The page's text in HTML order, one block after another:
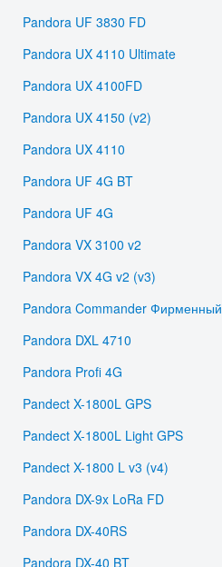
Pandora UF 3830 FD
Pandora UX 4110 Ultimate
Pandora UX 4100FD
Pandora UX 4150 (v2)
Pandora UX 4110
Pandora UF 4G BT
Pandora UF 4G
Pandora VX 3100 v2
Pandora VX 4G v2 (v3)
Pandora Commander Фирменный
Pandora DXL 4710
Pandora Profi 4G
Pandect X-1800L GPS
Pandect X-1800L Light GPS
Pandect X-1800 L v3 (v4)
Pandora DX-9x LoRa FD
Pandora DX-40RS
Pandora DX-40 BT